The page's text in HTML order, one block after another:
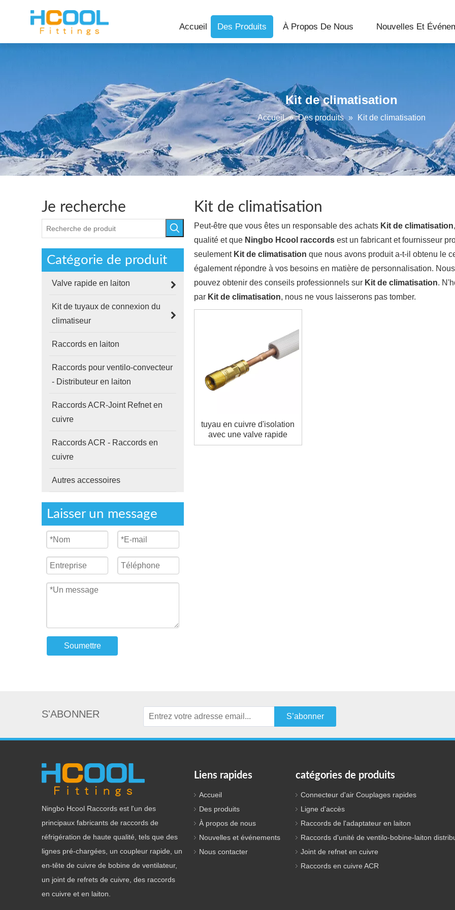
Accueil Des Produits À Propos De Nous Nouvelles Et
Kit de climatisation
Accueil » Des produits » Kit de climatisation
Je recherche
Catégorie de produit
Valve rapide en laiton
Kit de tuyaux de connexion du
climatiseur
Raccords en laiton
Raccords pour ventilo-convecteur
- Distributeur en laiton
Raccords ACR-Joint Refnet en
cuivre
Raccords ACR - Raccords en
cuivre
Autres accessoires
Laisser un message
Soumettre
Kit de climatisation
Peut-être que vous êtes un responsable des achats Kit de climatisation
qualité et que Ningbo Hcool raccords est un fabricant et fournisseur
seulement Kit de climatisation que nous avons produit a-t-il obtenu le
également répondre à vos besoins en matière de personnalisation.
pouvez obtenir des conseils professionnels sur Kit de climatisation.
par Kit de climatisation, nous ne vous laisserons pas tomber.
tuyau en cuivre d'isolation
avec une valve rapide
S'ABONNER S’abonner
Ningbo Hcool Raccords est l'un des
principaux fabricants de raccords de
réfrigération de haute qualité, tels que des
lignes pré-chargées, un coupleur rapide, un
en-tête de cuivre de bobine de ventilateur,
un joint de refrets de cuivre, des raccords
en cuivre et en laiton.
Liens rapides
Accueil
Des produits
À propos de nous
Nouvelles et événements
Nous contacter
catégories de produits
Connecteur d'air Couplages rapides
Ligne d'accès
Raccords de l'adaptateur en laiton
Raccords d'unité de ventilo-bobine-laiton
Joint de refnet en cuivre
Raccords en cuivre ACR